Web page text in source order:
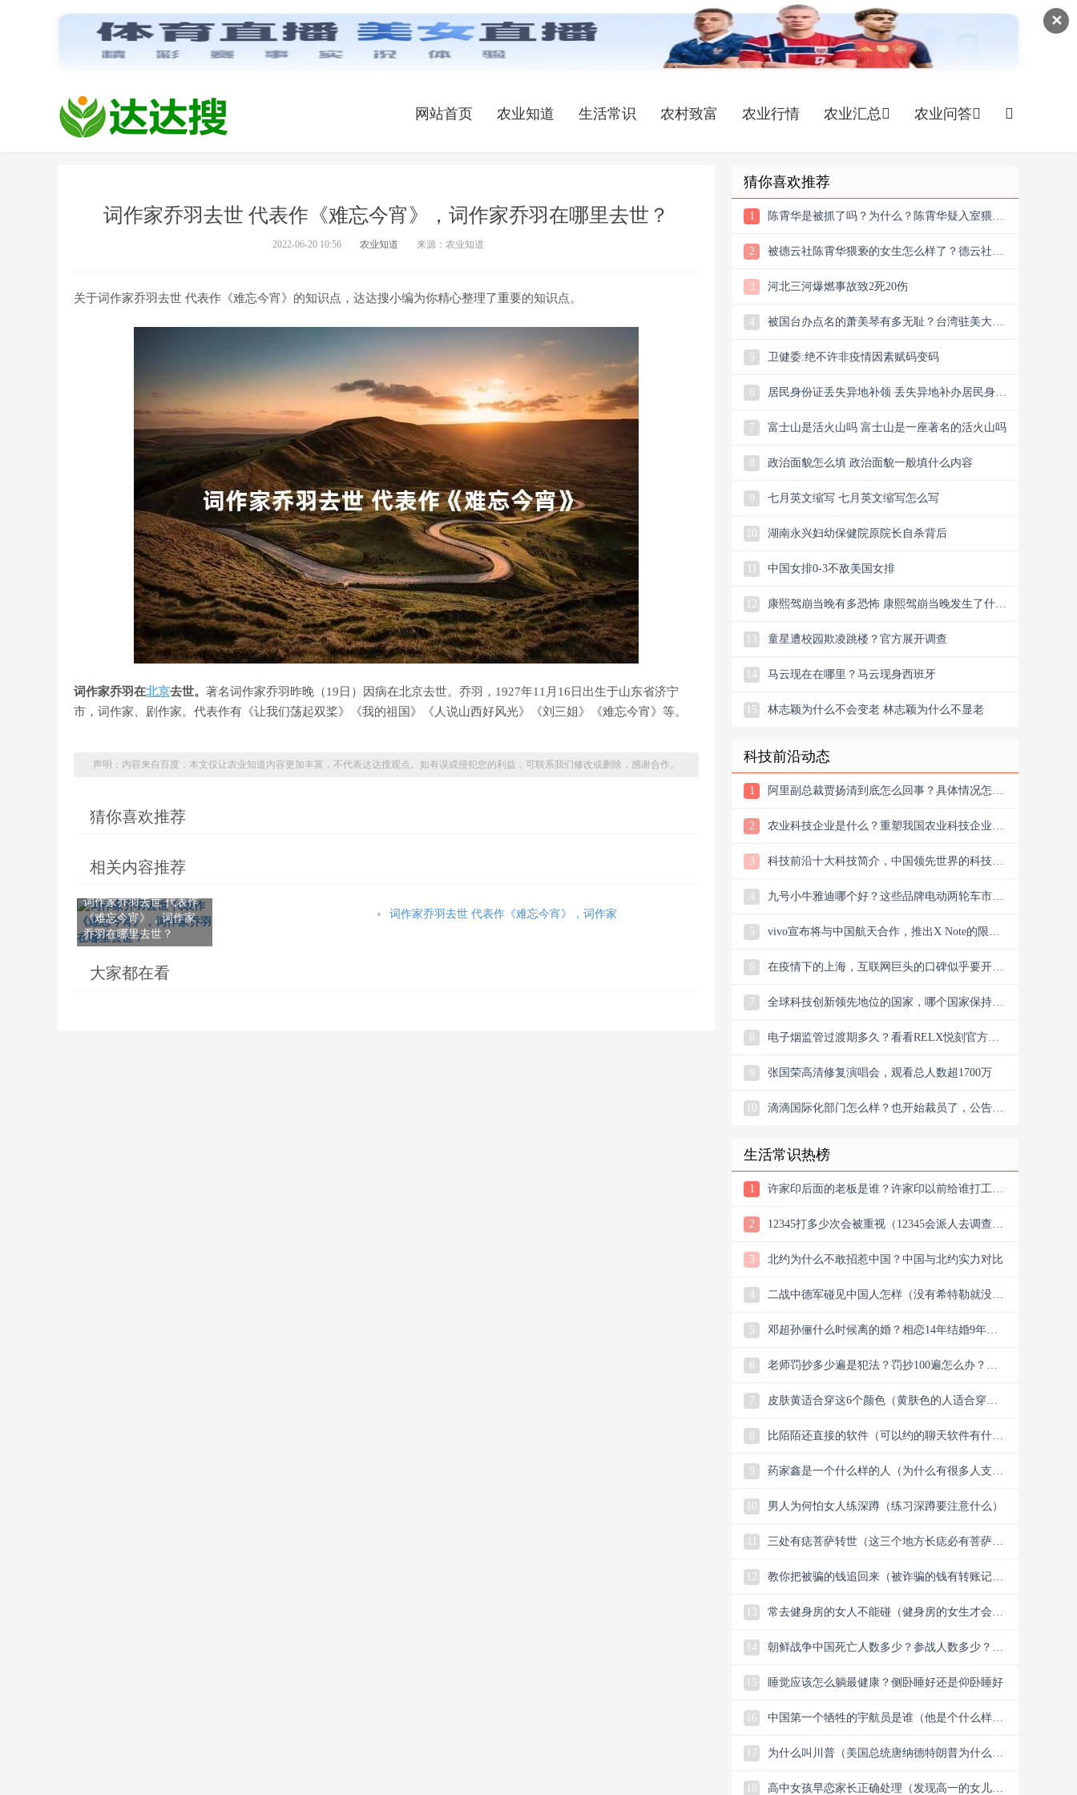
✕
网站首页 农业知道 生活常识 农村致富 农业行情 农业汇总 农业问答
词作家乔羽去世 代表作《难忘今宵》，词作家乔羽在哪里去世？
2022-06-20 10:56 农业知道 来源：农业知道
关于词作家乔羽去世 代表作《难忘今宵》的知识点，达达搜小编为你精心整理了重要的知识点。
词作家乔羽在北京去世。 著名词作家乔羽昨晚（19日）因病在北京去世。乔羽，1927年11月16日出生于山东省济宁
市，词作家、剧作家。代表作有《让我们荡起双桨》《我的祖国》《人说山西好风光》《刘三姐》《难忘今宵》等。
声明：内容来自百度，本文仅让农业知道内容更加丰富，不代表达达搜观点。如有误或侵犯您的利益，可联系我们修改或删除，感谢合作。
猜你喜欢推荐
相关内容推荐
词作家乔羽去世 代表作
《难忘今宵》，词作家
乔羽在哪里去世？
词作家乔羽去世 代表作《难忘今宵》，词作家
大家都在看
猜你喜欢推荐
1
陈霄华是被抓了吗？为什么？陈霄华疑入室猥亵
2
被德云社陈霄华猥亵的女生怎么样了？德云社陈
3
河北三河爆燃事故致2死20伤
4
被国台办点名的萧美琴有多无耻？台湾驻美大使
5
卫健委:绝不许非疫情因素赋码变码
6
居民身份证丢失异地补领 丢失异地补办居民身份
7
富士山是活火山吗 富士山是一座著名的活火山吗
8 政治面貌怎么填 政治面貌一般填什么内容
9 七月英文缩写 七月英文缩写怎么写
10 湖南永兴妇幼保健院原院长自杀背后
中国女排0-3不敌美国女排
12
康熙驾崩当晚有多恐怖 康熙驾崩当晚发生了什么
13
童星遭校园欺凌跳楼？官方展开调查
14 马云现在在哪里？马云现身西班牙
15 林志颖为什么不会变老 林志颖为什么不显老
科技前沿动态
1
阿里副总裁贾扬清到底怎么回事？具体情况怎么
2
农业科技企业是什么？重塑我国农业科技企业版
3
科技前沿十大科技简介，中国领先世界的科技创
4
九号小牛雅迪哪个好？这些品牌电动两轮车市场
5
vivo宣布将与中国航天合作，推出X Note的限量
6
在疫情下的上海，互联网巨头的口碑似乎要开始
7
全球科技创新领先地位的国家，哪个国家保持科
8
电子烟监管过渡期多久？看看RELX悦刻官方微
9
张国荣高清修复演唱会，观看总人数超1700万
10
滴滴国际化部门怎么样？也开始裁员了，公告宣
生活常识热榜
1
许家印后面的老板是谁？许家印以前给谁打工？
2
12345打多少次会被重视（12345会派人去调查
3
北约为什么不敢招惹中国？中国与北约实力对比
4
二战中德军碰见中国人怎样（没有希特勒就没有
5
邓超孙俪什么时候离的婚？相恋14年结婚9年说
6
老师罚抄多少遍是犯法？罚抄100遍怎么办？算
7
皮肤黄适合穿这6个颜色（黄肤色的人适合穿什
8
比陌陌还直接的软件（可以约的聊天软件有什
9
药家鑫是一个什么样的人（为什么有很多人支持
10
男人为何怕女人练深蹲（练习深蹲要注意什么）
三处有痣菩萨转世（这三个地方长痣必有菩萨保
12
教你把被骗的钱追回来（被诈骗的钱有转账记录
13
常去健身房的女人不能碰（健身房的女生才会懂
14
朝鲜战争中国死亡人数多少？参战人数多少？中
15
睡觉应该怎么躺最健康？侧卧睡好还是仰卧睡好
16
中国第一个牺牲的宇航员是谁（他是个什么样的
17
为什么叫川普（美国总统唐纳德特朗普为什么叫
18
高中女孩早恋家长正确处理（发现高一的女儿早